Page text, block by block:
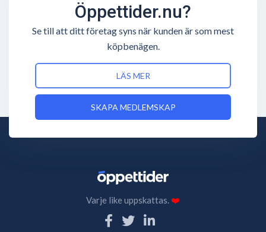
Öppettider.nu?
Se till att ditt företag syns när kunden är som mest
köpbenägen.
LÄS MER
SKAPA MEDLEMSKAP
Varje like uppskattas.❤️